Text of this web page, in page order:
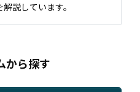
説しています。
から探す